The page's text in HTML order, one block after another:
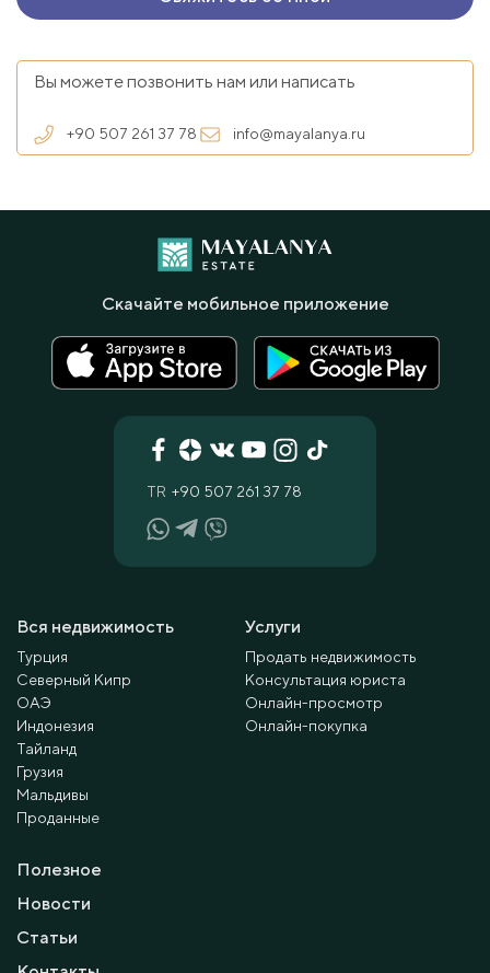
Вы можете позвонить нам или написать
+90 507 261 37 78 info@mayalanya.ru
Вся недвижимость
Турция
Северный Кипр
ОАЭ
Индонезия
Тайланд
Грузия
Мальдивы
Проданные
Услуги
Продать недвижимость
Консультация юриста
Онлайн-просмотр
Онлайн-покупка
Полезное
Новости
Статьи
TR +90 507 261 37 78
Скачайте мобильное приложение